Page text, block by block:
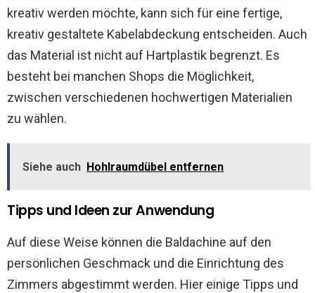
kreativ werden möchte, kann sich für eine fertige,
kreativ gestaltete Kabelabdeckung entscheiden. Auch
das Material ist nicht auf Hartplastik begrenzt. Es
besteht bei manchen Shops die Möglichkeit,
zwischen verschiedenen hochwertigen Materialien
zu wählen.
Siehe auch Hohlraumdübel entfernen
Tipps und Ideen zur Anwendung
Auf diese Weise können die Baldachine auf den
persönlichen Geschmack und die Einrichtung des
Zimmers abgestimmt werden. Hier einige Tipps und